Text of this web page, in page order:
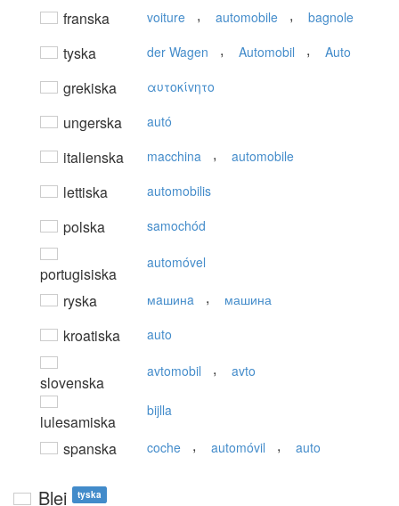
franska voiture , automobile , bagnole
tyska der Wagen , Automobil , Auto
grekiska αυτoκίvητo
ungerska autó
italienska macchina , automobile
lettiska automobilis
polska samochód
portugisiska
automóvel
ryska мaшинa , машина
kroatiska auto
slovenska
avtomobil , avto
lulesamiska
bijlla
spanska coche , automóvil , auto
Blei tyska